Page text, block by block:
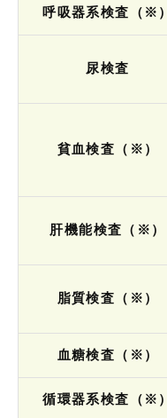
呼吸器系検査（※）
尿検査
貧血検査（※）
肝機能検査（※）
脂質検査（※）
血糖検査（※）
循環器系検査（※）